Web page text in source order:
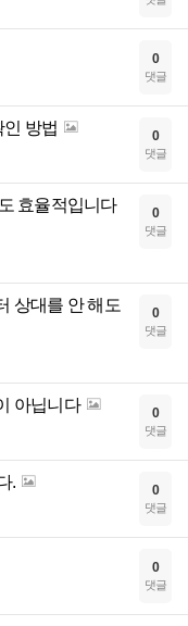
0
댓글
인 방법 0
댓글
효율적입니다 0
댓글
상대를 안 해도
0
댓글
아닙니다 0
댓글
. 0
댓글
0
댓글